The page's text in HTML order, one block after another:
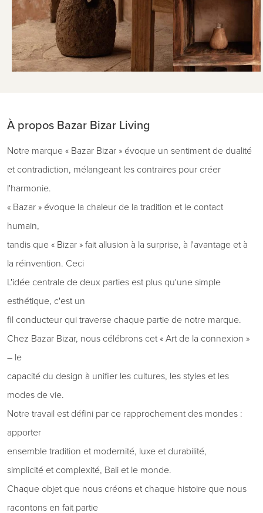
À propos Bazar Bizar Living
Notre marque « Bazar Bizar » évoque un sentiment de dualité
et contradiction, mélangeant les contraires pour créer
l'harmonie.
« Bazar » évoque la chaleur de la tradition et le contact
humain,
tandis que « Bizar » fait allusion à la surprise, à l'avantage et à
la réinvention. Ceci
L'idée centrale de deux parties est plus qu'une simple
esthétique, c'est un
fil conducteur qui traverse chaque partie de notre marque.
Chez Bazar Bizar, nous célébrons cet « Art de la connexion »
– le
capacité du design à unifier les cultures, les styles et les
modes de vie.
Notre travail est défini par ce rapprochement des mondes :
apporter
ensemble tradition et modernité, luxe et durabilité,
simplicité et complexité, Bali et le monde.
Chaque objet que nous créons et chaque histoire que nous
racontons en fait partie